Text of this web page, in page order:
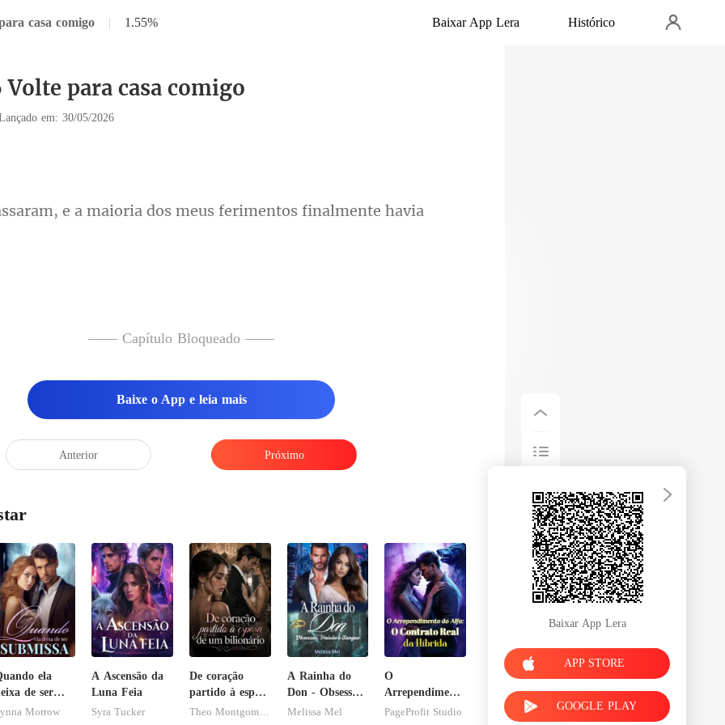
casa comigo | 1.55% Baixar App Lera Histórico
para casa comigo
em: 30/05/2026
aioria dos meus ferimentos f
—— Capítulo Bloqueado ——
Baixe o App e leia mais
Anterior Próximo
ela
de ser
Morrow
A Ascensão da
Luna Feia
Syra Tucker
De coração
partido à esposa
de um
A Rainha do
Don - Obsessão,
Paixão e
Melissa Mel
O
Arrependimento
do Alfa: O
PageProfit Studio
Baixar App Lera
APP STORE
GOOGLE PLAY